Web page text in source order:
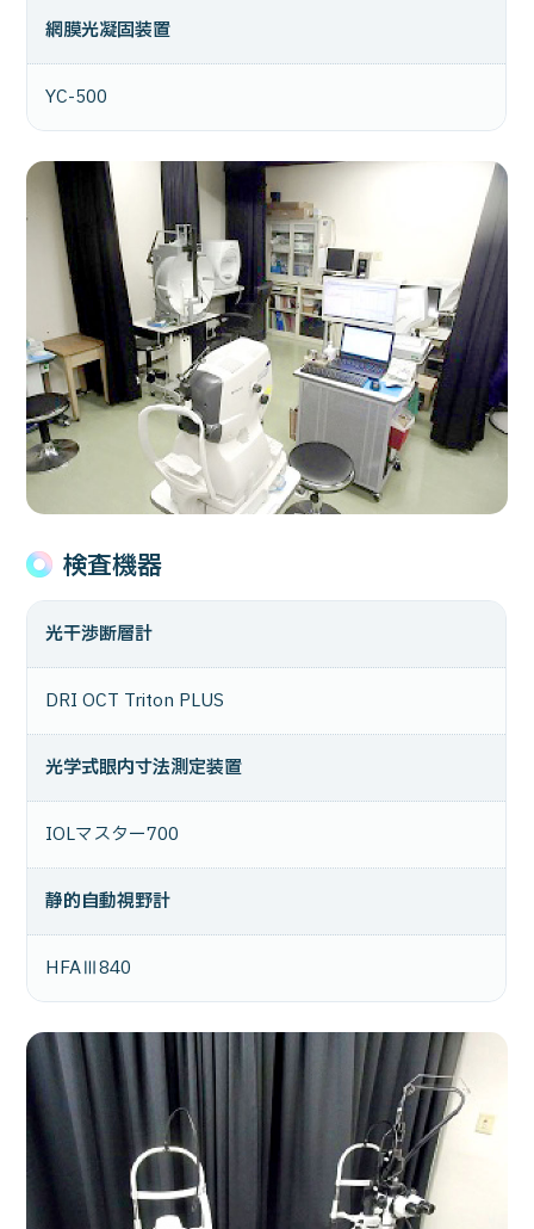
網膜光凝固装置
YC-500
検査機器
光干渉断層計
DRI OCT Triton PLUS
光学式眼内寸法測定装置
IOLマスター700
静的自動視野計
HFAⅢ840